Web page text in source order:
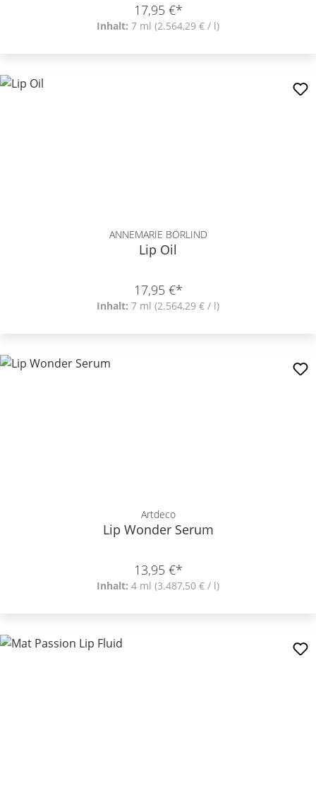
17,95 €*
Inhalt: 7 ml (2.564,29 € / l)
ANNEMARIE BÖRLIND
Lip Oil
17,95 €*
Inhalt: 7 ml (2.564,29 € / l)
Artdeco
Lip Wonder Serum
13,95 €*
Inhalt: 4 ml (3.487,50 € / l)